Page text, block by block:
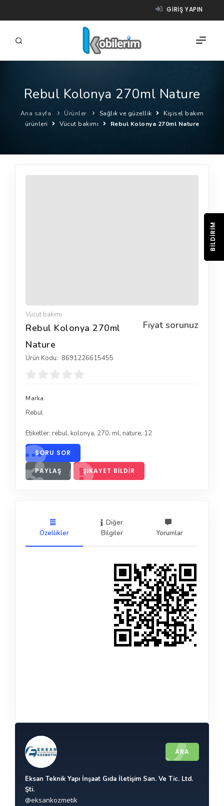
GIRIŞ YAPIN
FIRMALAR
ÜRÜNLER
NASIL ÇALIŞIR?
Rebul Kolonya 270ml Nature
Ana sayfa Ürünler Sağlık ve güzellik
Kişisel bakım
ürünleri
Vücut bakımı Rebul Kolonya 270ml Nature
Vücut bakımı
Fiyat sorunuz
Rebul Kolonya 270ml
Nature
Ürün Kodu: 8691226615455
Marka:
Rebul
Etiketler: rebul, kolonya, 270, ml, nature, 12
SORU SOR
PAYLAŞ ŞIKAYET BILDIR
Özellikler
Diğer
Bilgiler
Yorumlar
ARA
Eksan Teknik Yapı İnşaat Gıda İletişim San. Ve Tic. Ltd.
Şti.
@eksankozmetik
BILDIRIM